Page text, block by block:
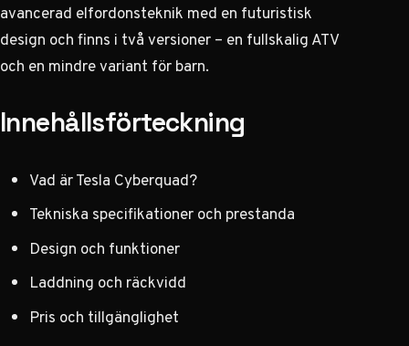
avancerad elfordonsteknik med en futuristisk
design och finns i två versioner – en fullskalig ATV
och en mindre variant för barn.
Innehållsförteckning
Vad är Tesla Cyberquad?
Tekniska specifikationer och prestanda
Design och funktioner
Laddning och räckvidd
Pris och tillgänglighet